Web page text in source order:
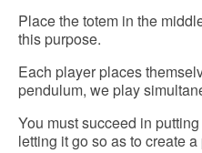
Place the totem in the
this purpose.
Each player places
pendulum, we play
You must succeed in
letting it go so as to create